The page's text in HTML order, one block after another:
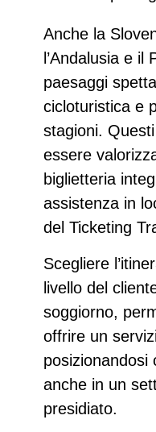
Anche la
l’Andalusia e il
paesaggi
cicloturistica e
stagioni.
essere
biglietteria
assistenza in
del Ticketing
Scegliere
livello del
soggiorno,
offrire un
posizionandosi
anche in un
presidiato.